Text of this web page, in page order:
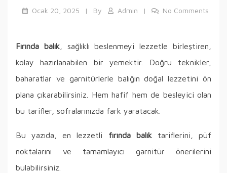
Ocak 20, 2025 By Admin No Comments
Fırında balık, sağlıklı beslenmeyi lezzetle birleştiren,
kolay hazırlanabilen bir yemektir. Doğru teknikler,
baharatlar ve garnitürlerle balığın doğal lezzetini ön
plana çıkarabilirsiniz. Hem hafif hem de besleyici olan
bu tarifler, sofralarınızda fark yaratacak.
Bu yazıda, en lezzetli fırında balıktariflerini, püf
noktalarını ve tamamlayıcı garnitür önerilerini
bulabilirsiniz.